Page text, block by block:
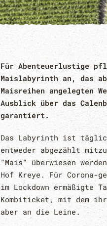
Für Abenteuerlustige
Maislabyrinth an, das
Maisreihen angelegten
Ausblick über das
garantiert.
Das Labyrinth ist
entweder abgezählt
"Mais" überwiesen
Hof Kreye. Für Corona-
im Lockdown
Kombiticket, mit dem
aber an die Leine.